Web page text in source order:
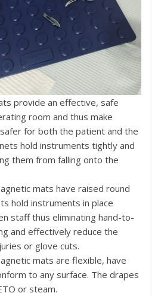
provide an effective, safe
room and thus make
for both the patient and the
hold instruments tightly and
them from falling onto the
mats have raised round
hold instruments in place
staff thus eliminating hand-to-
and effectively reduce the
or glove cuts.
mats are flexible, have
to any surface. The drapes
or steam.